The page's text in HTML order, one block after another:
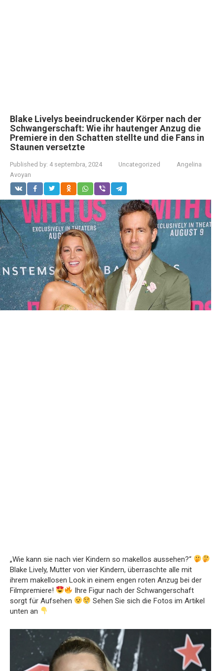
Blake Livelys beeindruckender Körper nach der
Schwangerschaft: Wie ihr hautenger Anzug die
Premiere in den Schatten stellte und die Fans in
Staunen versetzte
Published by: 4 septembra, 2024 Uncategorized
Angelina
Avoyan
„Wie kann sie nach vier Kindern so makellos aussehen?“
Blake Lively, Mutter von vier Kindern, überraschte alle mit
ihrem makellosen Look in einem engen roten Anzug bei der
Filmpremiere!
Ihre Figur nach der Schwangerschaft
sorgt für Aufsehen
Sehen Sie sich die Fotos im Artikel
unten an